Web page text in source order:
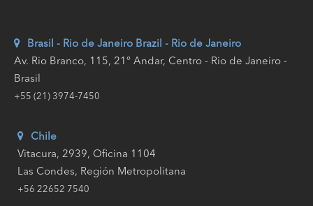
Brasil - Rio de Janeiro Brazil - Rio de Janeiro
Av. Rio Branco, 115, 21° Andar, Centro - Rio de Janeiro -
Brasil
+55 (21) 3974-7450
Chile
Vitacura, 2939, Oficina 1104
Las Condes, Región Metropolitana
+56 22652 7540